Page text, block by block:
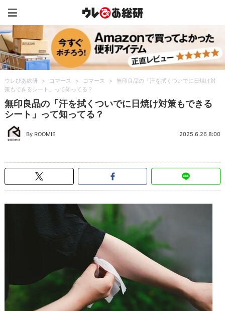
ウレぴあ総研 > コマース > コマース >
無印良品の「汗を拭くついでに日焼け対
策もできるシート」って知ってる？
無印良品の「汗を拭くついでに日焼け対策もできる
シート」って知ってる？
By ROOMIE 2025.6.26 8:00